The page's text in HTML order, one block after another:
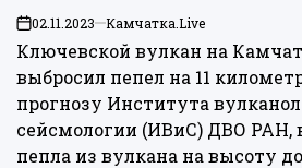
on02.11.2023 Камчатка.Live
Ключевской вулкан на
выбросил пепел на 11
прогнозу Института
сейсмологии (ИВиС) ДВО РАН,
пепла из вулкана на высоту